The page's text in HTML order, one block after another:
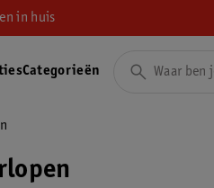
in huis
Categorieën